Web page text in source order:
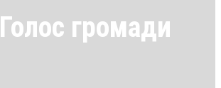
Голос громади